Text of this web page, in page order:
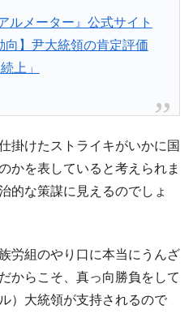
ルメーター』公式サイト
向】尹大統領の肯定評価
上」
掛けたストライキがいかに国
かを表していると考えられま
的な策謀に見えるのでしょ
労組のやり口に本当にうんざ
からこそ、真っ向勝負をして
）大統領が支持されるので